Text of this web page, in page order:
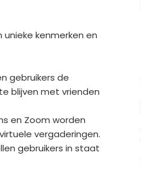
kenmerken en
gebruikers de
blijven met vrienden
en Zoom worden
vergaderingen.
gebruikers in staat